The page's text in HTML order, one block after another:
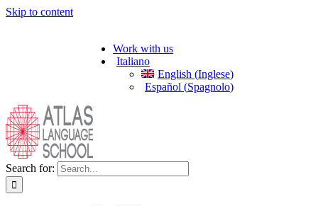
Skip to content
Work with us
Italiano
English (Inglese)
Español (Spagnolo)
Search for: